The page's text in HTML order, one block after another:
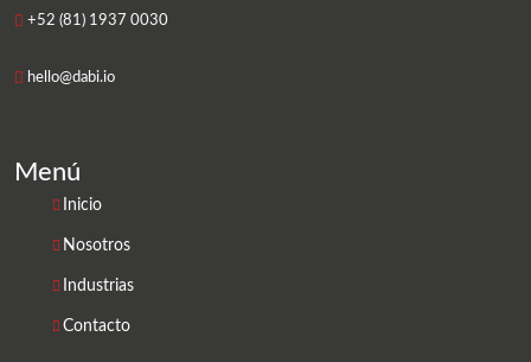
+52 (81) 1937 0030
hello@dabi.io
Menú
Inicio
Nosotros
Industrias
Contacto